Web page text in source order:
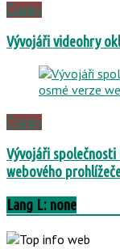
Články
Vývojáři videohry
Články
Vývojáři společnosti
webového
Lang L: none